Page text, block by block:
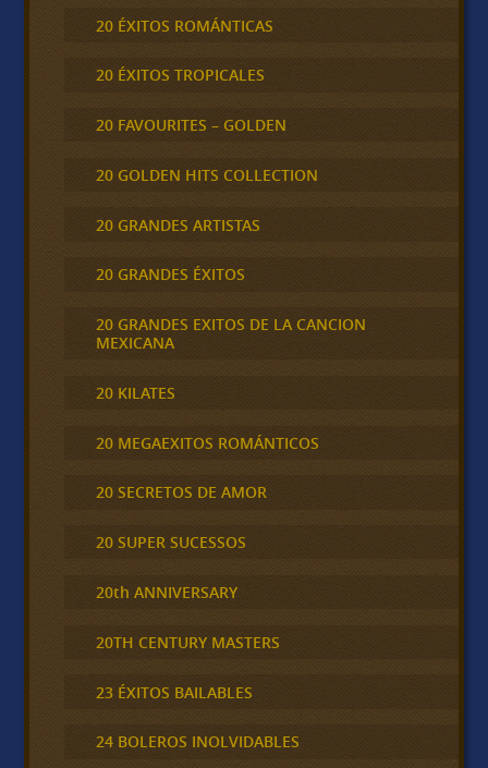
20 ÉXITOS ROMÁNTICAS
20 ÉXITOS TROPICALES
20 FAVOURITES – GOLDEN
20 GOLDEN HITS COLLECTION
20 GRANDES ARTISTAS
20 GRANDES ÉXITOS
20 GRANDES EXITOS DE LA CANCION
MEXICANA
20 KILATES
20 MEGAEXITOS ROMÁNTICOS
20 SECRETOS DE AMOR
20 SUPER SUCESSOS
20th ANNIVERSARY
20TH CENTURY MASTERS
23 ÉXITOS BAILABLES
24 BOLEROS INOLVIDABLES